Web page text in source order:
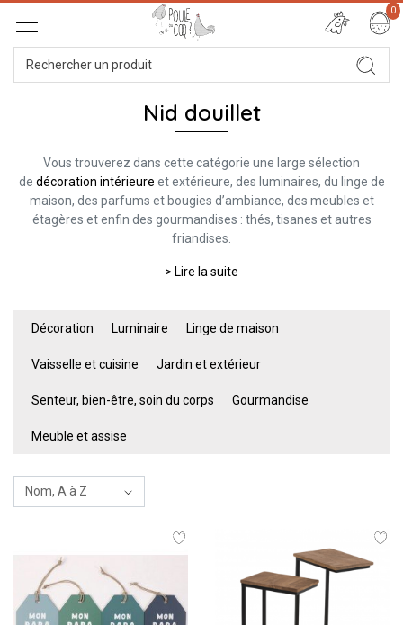
0
Nid douillet
Vous trouverez dans cette catégorie une large sélection
de décoration intérieure et extérieure, des luminaires, du linge de
maison, des parfums et bougies d’ambiance, des meubles et
étagères et enfin des gourmandises : thés, tisanes et autres
friandises.
> Lire la suite
Décoration Luminaire Linge de maison
Vaisselle et cuisine Jardin et extérieur
Senteur, bien-être, soin du corps Gourmandise
Meuble et assise